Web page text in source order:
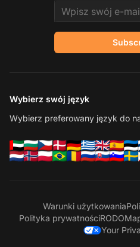
Email address
Wybierz swój język
Wybierz preferowany język do
Warunki użytkowania
Polityka prywatnościRODO
Your